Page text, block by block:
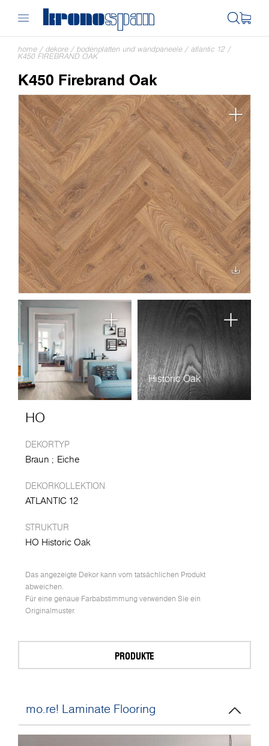
home / dekore / bodenplatten und wandpaneele / atlantic 12 /
K450 FIREBRAND OAK
K450 Firebrand Oak
Historic Oak
HO
DEKORTYP
Braun Eiche
DEKORKOLLEKTION
ATLANTIC 12
STRUKTUR
HO Historic Oak
Das angezeigte Dekor kann vom tatsächlichen Produkt
abweichen.
Für eine genaue Farbabstimmung verwenden Sie ein
Originalmuster.
PRODUKTE
mo.re! Laminate Flooring